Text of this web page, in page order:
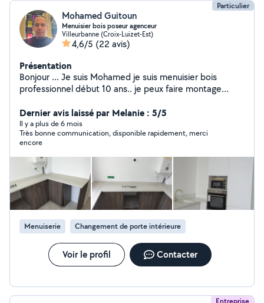
Particulier
Mohamed Guitoun
Menuisier bois poseur agenceur
Villeurbanne (Croix-Luizet-Est)
4,6/5 (22 avis)
Présentation
Bonjour ... Je suis Mohamed je suis menuisier bois
professionnel début 10 ans.. je peux faire montage
Dernier avis laissé par Melanie : 5/5
Il y a plus de 6 mois
Très bonne communication, disponible rapidement, merci
encore
Menuiserie Changement de porte intérieure
Voir le profil Contacter
Entreprise